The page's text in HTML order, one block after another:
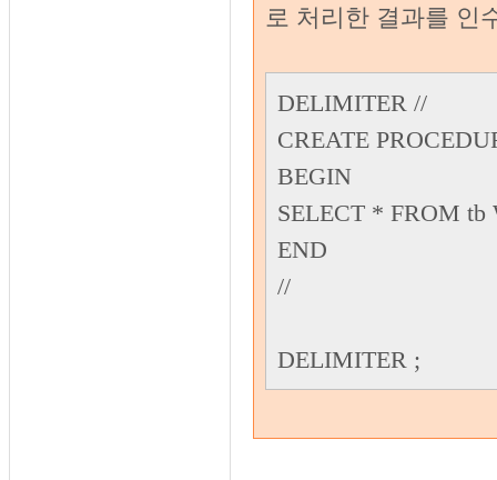
로 처리한 결과를 인
DELIMITER //
CREATE
BEGIN
SELECT * FROM tb
END
//
DELIMITER ;